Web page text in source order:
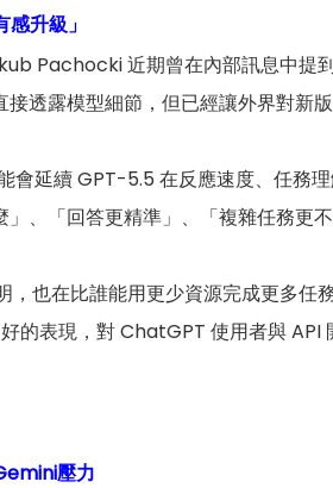
升級」
Pachocki 近期曾在內部訊息中
透露模型細節，但已經讓外界對新版
會延續 GPT-5.5 在反應速度、任務
、「回答更精準」、「複雜任務更
，也在比誰能用更少資源完成更多
的表現，對 ChatGPT 使用者與 API
壓力